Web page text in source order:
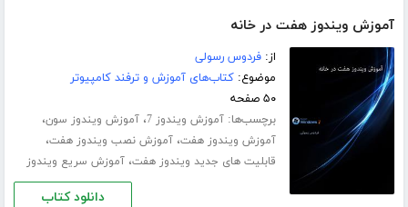
آموزش ویندوز هفت در خانه
از:فردوس رسولی
موضوع:کتاب‌های آموزش و ترفند کامپیوتر
۵۰ صفحه
برچسب‌ها:آموزش ویندوز 7 ،آموزش ویندوز سون،
آموزش ویندوز هفت،آموزش نصب ویندوز هفت،
قابلیت های جدید ویندوز هفت،آموزش سریع ویندوز
دانلود کتاب